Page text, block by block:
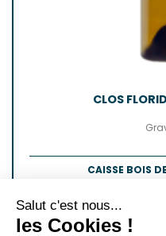
CLOS
CAISSE BOIS
Salut c'est nous...
les Cookies !